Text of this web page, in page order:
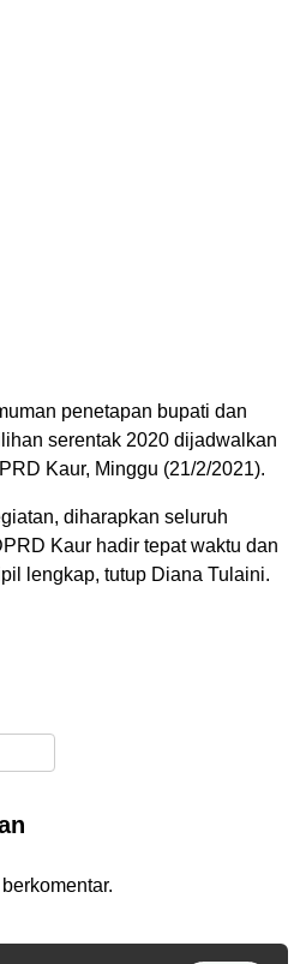
penetapan bupati dan
serentak 2020 dijadwalkan
Kaur, Minggu (21/2/2021).
diharapkan seluruh
Kaur hadir tepat waktu dan
lengkap, tutup Diana Tulaini.